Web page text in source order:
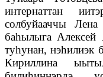
интернаттан
солбуйааччы
баһылыга Алексей
туһунан, нэһилиэк
Кириллина